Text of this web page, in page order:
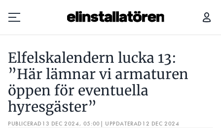
Prenumerera
Hantera prenumeration
Lediga jobb
Elfelskalendern lucka 13:
”Här lämnar vi armaturen
öppen för eventuella
hyresgäster”
PUBLICERAD 13 DEC 2024, 05:00 | UPPDATERAD 12 DEC 2024